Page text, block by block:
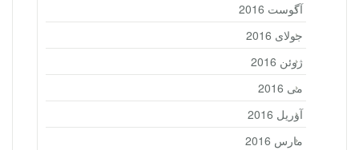
آگوست 2016
جولای 2016
ژوئن 2016
می 2016
آوریل 2016
مارس 2016